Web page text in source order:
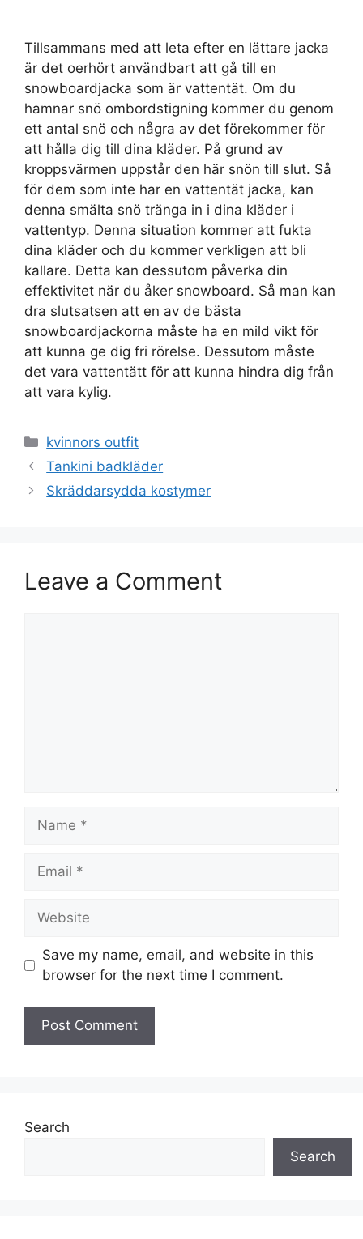
Tillsammans med att leta efter en lättare jacka
är det oerhört användbart att gå till en
snowboardjacka som är vattentät. Om du
hamnar snö ombordstigning kommer du genom
ett antal snö och några av det förekommer för
att hålla dig till dina kläder. På grund av
kroppsvärmen uppstår den här snön till slut. Så
för dem som inte har en vattentät jacka, kan
denna smälta snö tränga in i dina kläder i
vattentyp. Denna situation kommer att fukta
dina kläder och du kommer verkligen att bli
kallare. Detta kan dessutom påverka din
effektivitet när du åker snowboard. Så man kan
dra slutsatsen att en av de bästa
snowboardjackorna måste ha en mild vikt för
att kunna ge dig fri rörelse. Dessutom måste
det vara vattentätt för att kunna hindra dig från
att vara kylig.
Categories
kvinnors outfit
Tankini badkläder
Skräddarsydda kostymer
Leave a Comment
Name
Email
Website
Save my name, email, and website in this
browser for the next time I comment.
Search
Search